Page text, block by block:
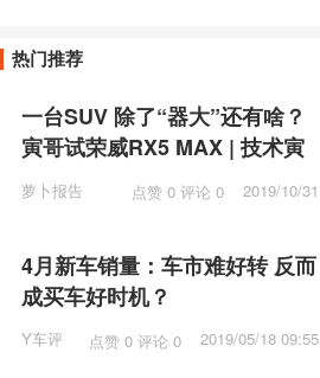
热门推荐
一台SUV 除了“器大”还有啥？
寅哥试荣威RX5 MAX | 技术寅
萝卜报告 点赞 0 评论 0
2019/10/31
4月新车销量：车市难好转 反而
成买车好时机？
Y车评 点赞 0 评论 0 2019/05/18 09:55